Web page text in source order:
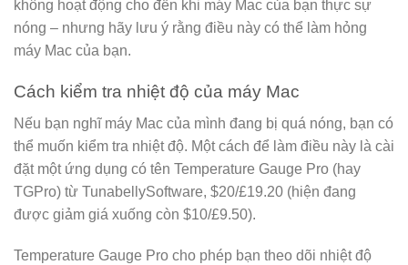
không hoạt động cho đến khi máy Mac của bạn thực sự
nóng – nhưng hãy lưu ý rằng điều này có thể làm hỏng
máy Mac của bạn.
Cách kiểm tra nhiệt độ của máy Mac
Nếu bạn nghĩ máy Mac của mình đang bị quá nóng, bạn có
thể muốn kiểm tra nhiệt độ. Một cách để làm điều này là cài
đặt một ứng dụng có tên Temperature Gauge Pro (hay
TGPro) từ TunabellySoftware, $20/£19.20 (hiện đang
được giảm giá xuống còn $10/£9.50).
Temperature Gauge Pro cho phép bạn theo dõi nhiệt độ